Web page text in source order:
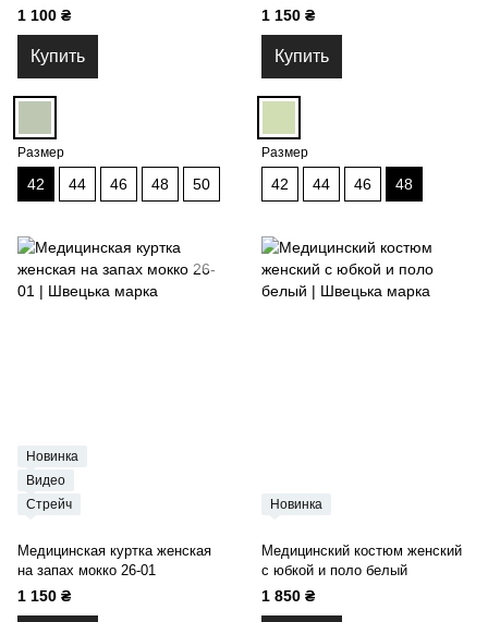
1 100 ₴
Купить
Размер
42 44 46 48 50
26-01
1 150 ₴
Купить
Размер
42 44 46 48
Новинка
Видео
Стрейч
Медицинская куртка женская
на запах мокко 26-01
1 150 ₴
Новинка
Медицинский костюм женский
с юбкой и поло белый
1 850 ₴